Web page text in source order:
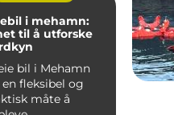
i mehamn:
til å utforske
bil i Mehamn
fleksibel og
måte å